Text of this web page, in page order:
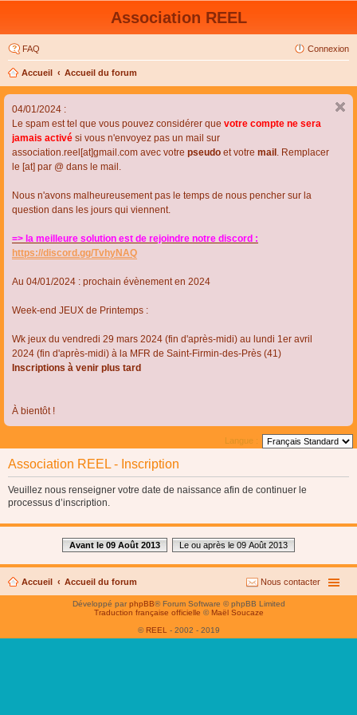
Association REEL
FAQ Connexion
Accueil Accueil du forum
04/01/2024 :
Le spam est tel que vous pouvez considérer que votre compte ne sera
jamais activé si vous n'envoyez pas un mail sur
association.reel[at]gmail.com avec votre pseudo et votre mail . Remplacer
le [at] par @ dans le mail.
Nous n'avons malheureusement pas le temps de nous pencher sur la
question dans les jours qui viennent.
=> la meilleure solution est de rejoindre notre discord :
https://discord.gg/TvhyNAQ
Au 04/01/2024 : prochain évènement en 2024
Week-end JEUX de Printemps :
Wk jeux du vendredi 29 mars 2024 (fin d'après-midi) au lundi 1er avril
2024 (fin d'après-midi) à la MFR de Saint-Firmin-des-Près (41)
Inscriptions à venir plus tard
À bientôt !
Langue :
Association REEL - Inscription
Veuillez nous renseigner votre date de naissance afin de continuer le
processus d’inscription.
Avant le 09 Août 2013 Le ou après le 09 Août 2013
Accueil Accueil du forum Nous contacter
Développé parphpBB® Forum Software © phpBB Limited
Traduction française officielle © Maël Soucaze
© REEL - 2002 - 2019